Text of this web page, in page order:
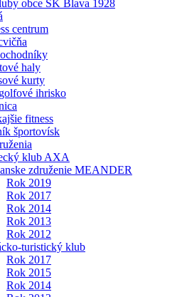
obce ŠK Blava 1928
centrum
haly
kurty
ihrisko
fitness
športovísk
klub AXA
združenie MEANDER
Rok 2019
Rok 2017
Rok 2014
Rok 2013
Rok 2012
turistický klub
Rok 2017
Rok 2015
Rok 2014